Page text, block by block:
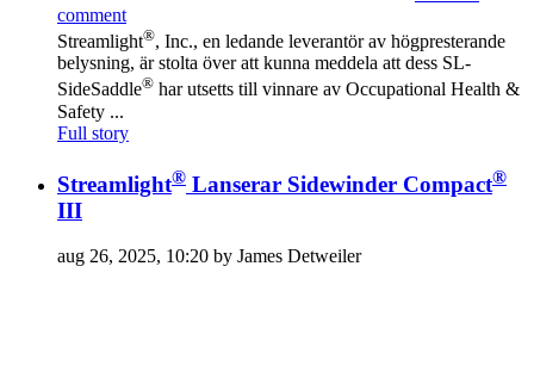
comment
Streamlight®, Inc., en ledande leverantör av högpresterande
belysning, är stolta över att kunna meddela att dess SL-
SideSaddle® har utsetts till vinnare av Occupational Health &
Safety ...
Full story
Streamlight® Lanserar Sidewinder Compact®
III
aug 26, 2025, 10:20 by James Detweiler